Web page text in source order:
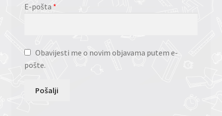
E-pošta *
Obavijesti me o novim objavama putem e-
pošte.